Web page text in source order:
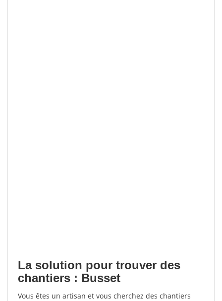
La solution pour trouver des
chantiers : Busset
Vous êtes un artisan et vous cherchez des chantiers